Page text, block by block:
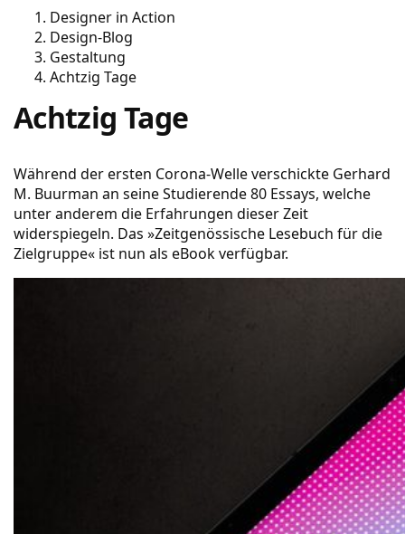
Designer in Action
Design-Blog
Gestaltung
Achtzig Tage
Achtzig Tage
Während der ersten Corona-Welle verschickte Gerhard
M. Buurman an seine Studierende 80 Essays, welche
unter anderem die Erfahrungen dieser Zeit
widerspiegeln. Das »Zeitgenössische Lesebuch für die
Zielgruppe« ist nun als eBook verfügbar.